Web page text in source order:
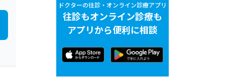
ドクターの往診・オンライン診療アプリ
往診もオンライン診療も
アプリから便利に相談